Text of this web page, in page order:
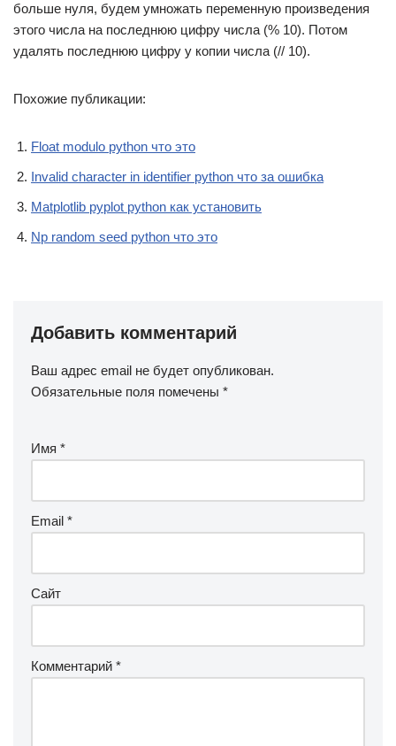
больше нуля, будем умножать переменную произведения
этого числа на последнюю цифру числа (% 10). Потом
удалять последнюю цифру у копии числа (// 10).
Похожие публикации:
Float modulo python что это
Invalid character in identifier python что за ошибка
Matplotlib pyplot python как установить
Np random seed python что это
Добавить комментарий
Ваш адрес email не будет опубликован.
Обязательные поля помечены *
Имя *
Email *
Сайт
Комментарий *